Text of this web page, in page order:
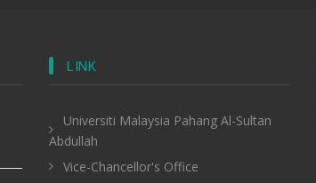
LINK
Universiti Malaysia Pahang Al-Sultan
Abdullah
Vice-Chancellor's Office